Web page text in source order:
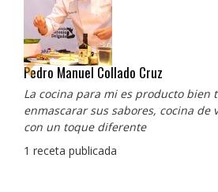
Pedro Manuel Collado Cruz
La cocina para mi es producto bien
enmascarar sus sabores, cocina de
con un toque diferente
1 receta publicada